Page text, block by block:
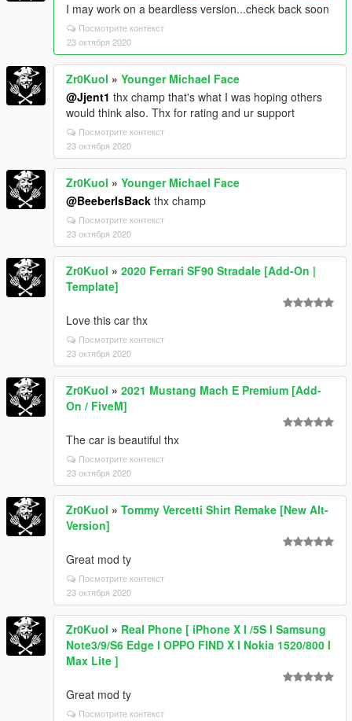
I may work on a beardless version...check back soon
Посмотрите контекст
23 октября 2020
Zr0Kuol » Younger Michael Face
@Jjent1 thx champ that's what I was hoping others
would think also. Thx for rating and ur support
Посмотрите контекст
23 октября 2020
Zr0Kuol » Younger Michael Face
@BeeberIsBack thx champ
Посмотрите контекст
23 октября 2020
Zr0Kuol » 2020 Ferrari SF90 Stradale [Add-On |
Template]
Love this car thx
Посмотрите контекст
23 октября 2020
Zr0Kuol » 2021 Mustang Mach E Premium [Add-
On / FiveM]
The car is beautiful thx
Посмотрите контекст
23 октября 2020
Zr0Kuol » Tommy Vercetti Shirt Remake [New Alt-
Version]
Great mod ty
Посмотрите контекст
23 октября 2020
Zr0Kuol » Real Phone [ iPhone X I /5S l Samsung
Note3/9/S6 Edge l OPPO FIND X l Nokia 1520/800 l
Max Lite ]
Great mod ty
Посмотрите контекст